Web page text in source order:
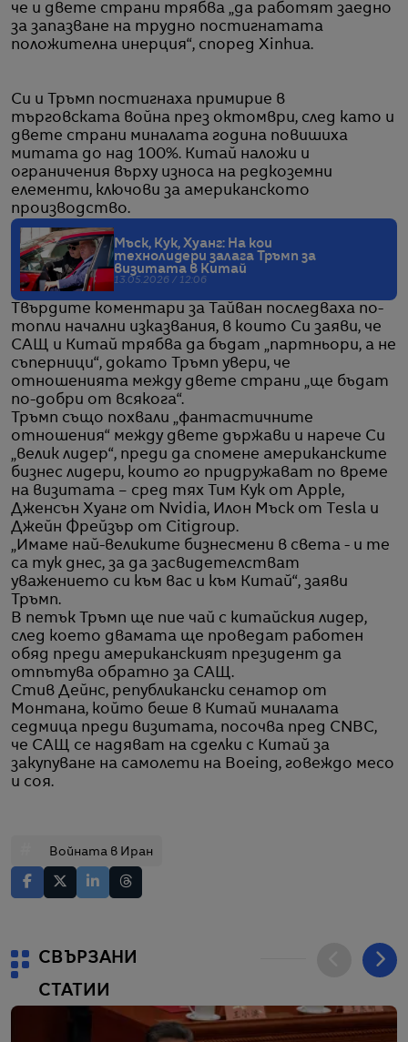
че и двете страни трябва „да работят заедно
за запазване на трудно постигнатата
положителна инерция“, според Xinhua.
Си и Тръмп постигнаха примирие в
търговската война през октомври, след като и
двете страни миналата година повишиха
митата до над 100%. Китай наложи и
ограничения върху износа на редкоземни
елементи, ключови за американското
производство.
Мъск, Кук, Хуанг: На кои
технолидери залага Тръмп за
визитата в Китай
13.05.2026 / 12:06
Твърдите коментари за Тайван последваха по-
топли начални изказвания, в които Си заяви, че
САЩ и Китай трябва да бъдат „партньори, а не
съперници“, докато Тръмп увери, че
отношенията между двете страни „ще бъдат
по-добри от всякога“.
Тръмп също похвали „фантастичните
отношения“ между двете държави и нарече Си
„велик лидер“, преди да спомене американските
бизнес лидери, които го придружават по време
на визитата – сред тях Тим Кук от Apple,
Дженсън Хуанг от Nvidia, Илон Мъск от Tesla и
Джейн Фрейзър от Citigroup.
„Имаме най-великите бизнесмени в света - и те
са тук днес, за да засвидетелстват
уважението си към вас и към Китай“, заяви
Тръмп.
В петък Тръмп ще пие чай с китайския лидер,
след което двамата ще проведат работен
обяд преди американският президент да
отпътува обратно за САЩ.
Стив Дейнс, републикански сенатор от
Монтана, който беше в Китай миналата
седмица преди визитата, посочва пред CNBC,
че САЩ се надяват на сделки с Китай за
закупуване на самолети на Boeing, говеждо месо
и соя.
Войната в Иран
СВЪРЗАНИ
СТАТИИ